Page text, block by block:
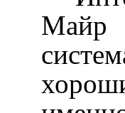
Майр